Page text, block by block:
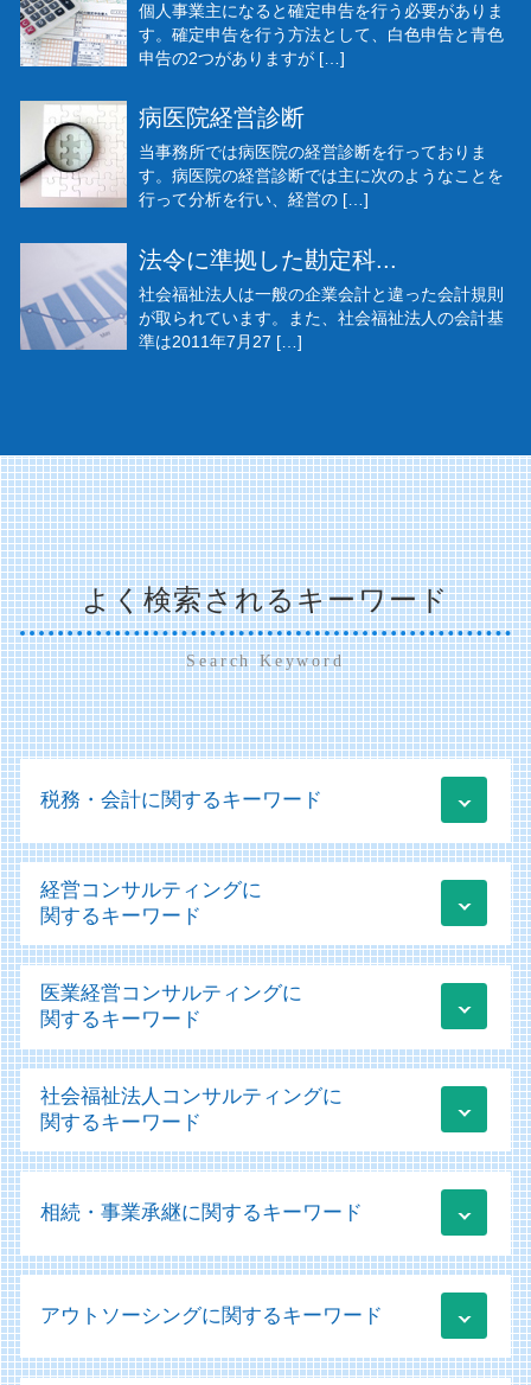
個人事業主になると確定申告を行う必要がありま
す。確定申告を行う方法として、白色申告と青色
申告の2つがありますが […]
病医院経営診断
当事務所では病医院の経営診断を行っておりま
す。病医院の経営診断では主に次のようなことを
行って分析を行い、経営の […]
法令に準拠した勘定科...
社会福祉法人は一般の企業会計と違った会計規則
が取られています。また、社会福祉法人の会計基
準は2011年7月27 […]
よく検索されるキーワード
Search Keyword
税務・会計に関するキーワード
青色申告 白色申告 違い わかりやすく
税務 監査
顧問業務 会計士
税務申告 法人
税務申告 e-tax
顧問業務
税務 売上計上漏れ
税務 勘定科目
顧問業務 とは
税務 会計 違い
個人事業主 確定申告
税務 見積計上
経営コンサルティングに
関するキーワード
業績管理
経営改善計画 コロナ
起業 資金調達 個人
経営コンサルティング 課題
事業承継 m&a補助金
経営改善計画 補助金
業績管理 分析
業績管理 管理会計
経営改善計画 コンサル
ものづくり補助金 条件
医業経営コンサルティングに
関するキーワード
運営支援 とは
コンサル 経営診断
医療会計 ソフト
経営診断
医療法人の設立 許可
医療法人 決算書
医療会計
社会福祉法人コンサルティングに
関するキーワード
社会福祉法人 経営
新社会福祉法人会計基準の実務 会計処理
社会福祉法人 病院
社会福祉法人 法人税
相続・事業承継に関するキーワード
贈与税 非課税
相続放棄 手続き
アウトソーシングに関するキーワード